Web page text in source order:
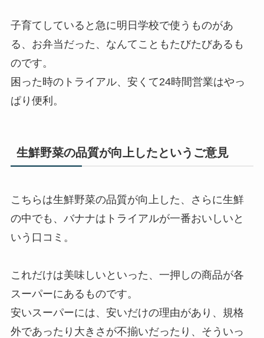
子育てしていると急に明日学校で使うものがあ
る、お弁当だった、なんてこともたびたびあるも
のです。
困った時のトライアル、安くて24時間営業はやっ
ぱり便利。
生鮮野菜の品質が向上したというご意見
こちらは生鮮野菜の品質が向上した、さらに生鮮
の中でも、バナナはトライアルが一番おいしいと
いう口コミ。
これだけは美味しいといった、一押しの商品が各
スーパーにあるものです。
安いスーパーには、安いだけの理由があり、規格
外であったり大きさが不揃いだったり、そういっ